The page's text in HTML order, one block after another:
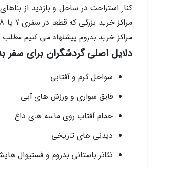
کنار استراحت در ساحل و بازدید از
مراکز خرید بدروم پیشنهاد می کنیم مطلب
دلایل اصلی گردشگران برای سفر
سواحل گرم و آفتابی
قایق سواری و ورزش های آبی
حمام آفتاب روی ماسه های داغ
دیدنی های تاریخی
تئاتر باستانی بدروم و فستیوال